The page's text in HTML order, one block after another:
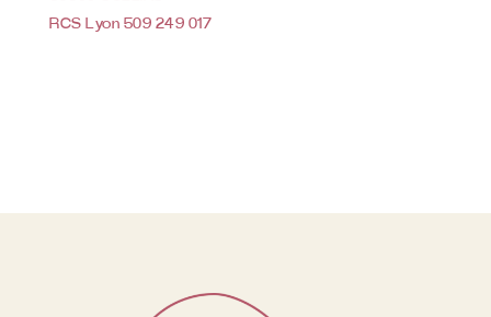
RCS Lyon 509 249 017